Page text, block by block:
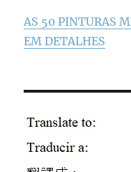
AS 50 PINTURAS
EM DETALHES